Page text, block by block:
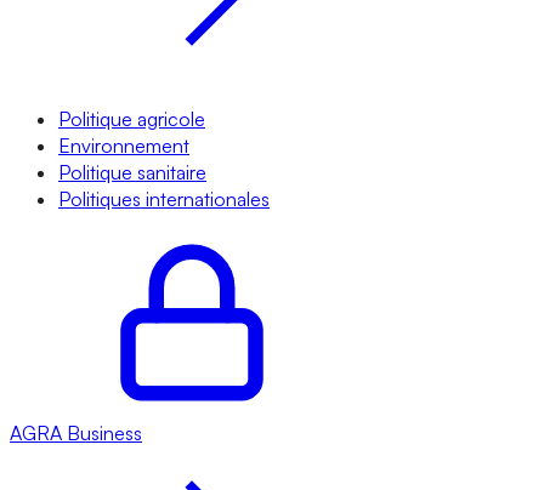
Politique agricole
Environnement
Politique sanitaire
Politiques internationales
AGRA Business